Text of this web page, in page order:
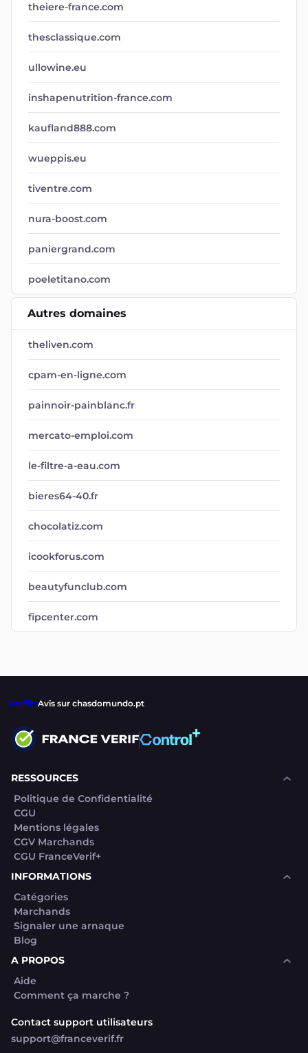
theiere-france.com
thesclassique.com
ullowine.eu
inshapenutrition-france.com
kaufland888.com
wueppis.eu
tiventre.com
nura-boost.com
paniergrand.com
poeletitano.com
Autres domaines
theliven.com
cpam-en-ligne.com
painnoir-painblanc.fr
mercato-emploi.com
le-filtre-a-eau.com
bieres64-40.fr
chocolatiz.com
icookforus.com
beautyfunclub.com
fipcenter.com
VerifierAvis sur chasdomundo.pt
RESSOURCES
Politique de Confidentialité
CGU
Mentions légales
CGV Marchands
CGU FranceVerif+
INFORMATIONS
Catégories
Marchands
Signaler une arnaque
Blog
A PROPOS
Aide
Comment ça marche ?
Contact support utilisateurs
support@franceverif.fr